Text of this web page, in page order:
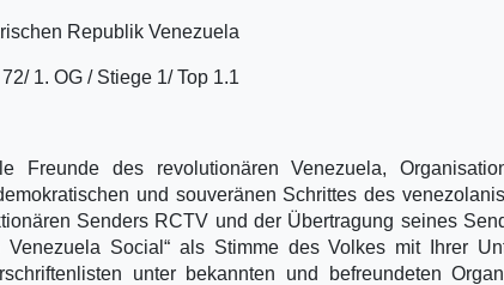
Republik Venezuela
1. OG / Stiege 1/ Top 1.1
Freunde des revolutionären Venezuela,
und souveränen Schrittes des
Senders RCTV und der Übertragung seines
Venezuela Social“ als Stimme des Volkes mit Ihrer
unter bekannten und befreundeten